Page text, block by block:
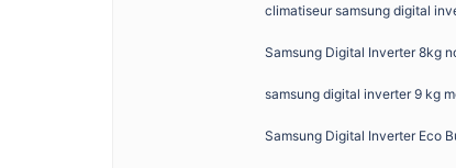
climatiseur samsung digital
Samsung Digital Inverter 8kg
samsung digital inverter 9 kg
Samsung Digital Inverter Eco